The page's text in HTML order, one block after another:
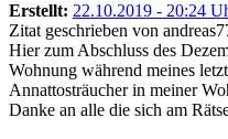
Erstellt: 22.10.2019 - 20:24
Zitat geschrieben von
Hier zum Abschluss des
Wohnung während meines
Annattosträucher in meiner
Danke an alle die sich am